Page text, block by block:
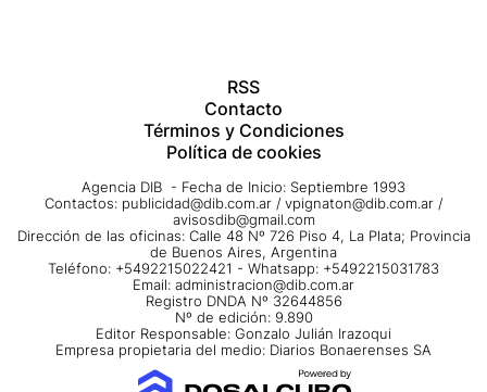
RSS
Contacto
Términos y Condiciones
Política de cookies
Agencia DIB - Fecha de Inicio: Septiembre 1993
Contactos: publicidad@dib.com.ar / vpignaton@dib.com.ar /
avisosdib@gmail.com
Dirección de las oficinas: Calle 48 Nº 726 Piso 4, La Plata; Provincia
de Buenos Aires, Argentina
Teléfono: +5492215022421 - Whatsapp: +5492215031783
Email: administracion@dib.com.ar
Registro DNDA Nº 32644856
Nº de edición: 9.890
Editor Responsable: Gonzalo Julián Irazoqui
Empresa propietaria del medio: Diarios Bonaerenses SA